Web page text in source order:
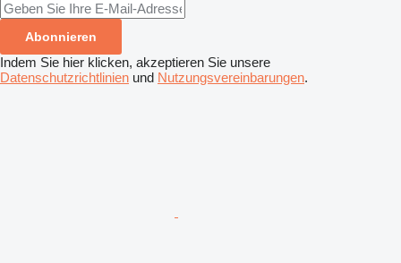
Abonnieren
Indem Sie hier klicken, akzeptieren Sie unsere
Datenschutzrichtlinien und Nutzungsvereinbarungen.